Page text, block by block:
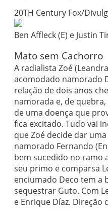
20TH Century Fox/
Ben Affleck (E) e Justin
Mato sem Cachorro
A radialista Zoé
acomodado namorado
relação de dois anos
namorada e, de
de uma doença que
fica excitado. Tudo vai
que Zoé decide dar
namorado Fernando
bem sucedido no ramo
seu primo e comparsa
enciumado Deco tem a
sequestrar Guto. Com
e Enrique Díaz. Direção